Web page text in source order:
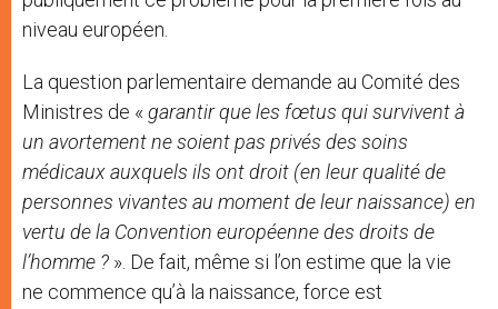
niveau européen.
La question parlementaire demande au Comité des
Ministres de « garantir que les fœtus qui survivent à
un avortement ne soient pas privés des soins
médicaux auxquels ils ont droit (en leur qualité de
personnes vivantes au moment de leur naissance) en
vertu de la Convention européenne des droits de
l’homme ? ». De fait, même si l’on estime que la vie
ne commence qu’à la naissance, force est